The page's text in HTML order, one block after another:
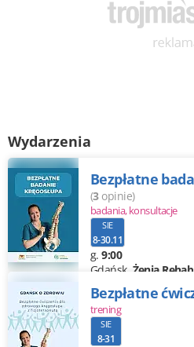
Wydarzenia
(3opinie)
badania,konsultacje
SIE
8-30.11
g.9:00
Gdańsk, Żenia Rehab
trening
SIE
8-31